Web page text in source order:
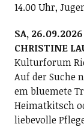
14.00 Uhr,
SA, 26.09.2026
CHRISTINE
Kulturforum
Auf der Suche
em bluemete
Heimatkitsch
liebevolle